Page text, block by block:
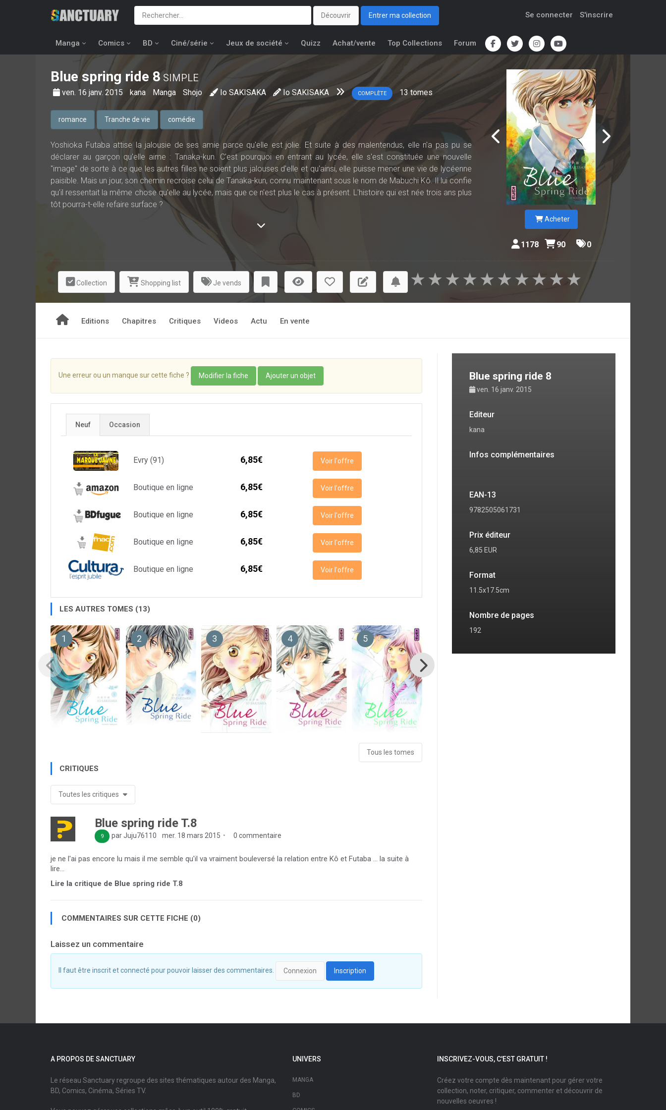
Découvrir Entrer ma collection Se connecter S'inscrire
Manga Comics BD Ciné/série Jeux de société Quizz Achat/vente Top Collections Forum
Blue spring ride 8 SIMPLE
ven. 16 janv. 2015 kana Manga Shojo Io SAKISAKA Io SAKISAKA COMPLÈTE 13 tomes
romance Tranche de vie comédie
Yoshioka Futaba attise la jalousie de ses amie parce qu'elle est jolie. Et suite à des malentendus, elle n'a pas pu se
déclarer au garçon qu'elle aime : Tanaka-kun. C'est pourquoi en entrant au lycée, elle s'est constituée une nouvelle
"image" de sorte à ce que les autres filles ne soient plus jalouses d'elle et qu'ainsi, elle puisse mener une vie de lycéenne
paisible. Mais un jour, son chemin recroise celui de Tanaka-kun, connu maintenant sous le nom de Mabuchi Kô. Il lui confie
qu'il ressentait la même chose qu'elle au lycée, mais que ce n'est plus le cas à présent. L'histoire qui est née trois ans plus
tôt pourra-t-elle refaire surface ?
Acheter
1178 90 0
Collection Shopping list Je vends ★
★
★
★
★
★
★
★
★
★
Editions Chapitres Critiques Videos Actu En vente
Une erreur ou un manque sur cette fiche ? Modifier la fiche Ajouter un objet
Neuf Occasion
Evry (91) 6,85€ Voir l'offre
Boutique en ligne 6,85€ Voir l'offre
Boutique en ligne 6,85€ Voir l'offre
Boutique en ligne 6,85€ Voir l'offre
Boutique en ligne 6,85€ Voir l'offre
LES AUTRES TOMES (13)
1 2 3 4 5
Tous les tomes
CRITIQUES
Toutes les critiques
Blue spring ride T.8
9 par Juju76110 mer. 18 mars 2015 0 commentaire
je ne l'ai pas encore lu mais il me semble qu'il va vraiment bouleversé la relation entre Kô et Futaba ... la suite à
lire...
Lire la critique de Blue spring ride T.8
COMMENTAIRES SUR CETTE FICHE (0)
Laissez un commentaire
Il faut être inscrit et connecté pour pouvoir laisser des commentaires. Connexion Inscription
Blue spring ride 8
ven. 16 janv. 2015
Editeur
kana
Infos complémentaires
EAN-13
9782505061731
Prix éditeur
6,85 EUR
Format
11.5x17.5cm
Nombre de pages
192
A PROPOS DE SANCTUARY
Le réseau Sanctuary regroupe des sites thématiques autour des Manga,
BD, Comics, Cinéma, Séries TV.
UNIVERS
MANGA
BD
INSCRIVEZ-VOUS, C'EST GRATUIT !
Créez votre compte dès maintenant pour gérer votre
collection, noter, critiquer, commenter et découvrir de
nouvelles oeuvres !